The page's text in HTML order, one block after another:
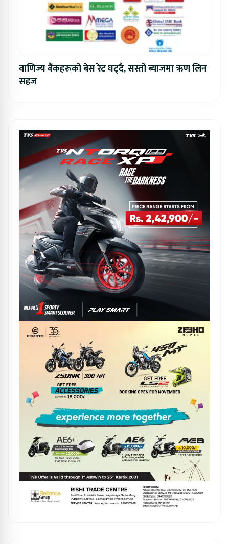
वाणिज्य बैंकहरूको बेस रेट घट्दै, सस्तो ब्याजमा ऋण लिन
सहज